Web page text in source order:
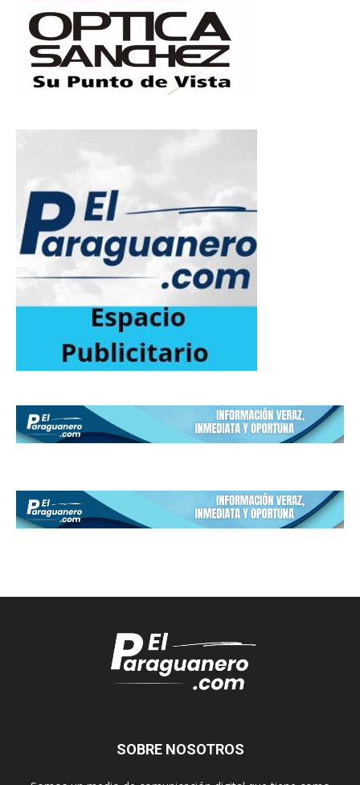
SOBRE NOSOTROS